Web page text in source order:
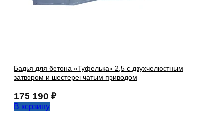
Бадья для бетона «Туфелька» 2,5 с двухчелюстным
затвором и шестеренчатым приводом
175 190 ₽
В корзину